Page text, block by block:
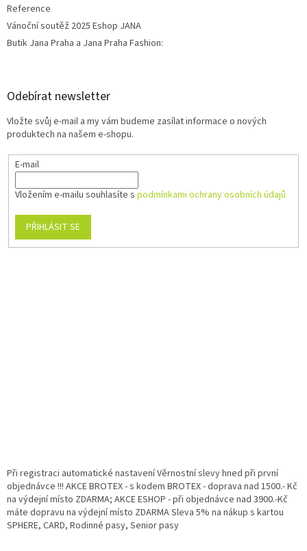
Reference
Vánoční soutěž 2025 Eshop JANA
Butik Jana Praha a Jana Praha Fashion:
Odebírat newsletter
Vložte svůj e-mail a my vám budeme zasílat informace o nových
produktech na našem e-shopu.
E-mail
Vložením e-mailu souhlasíte s podmínkami ochrany osobních údajů
PŘIHLÁSIT SE
Při registraci automatické nastavení Věrnostní slevy hned při první
objednávce !!! AKCE BROTEX - s kodem BROTEX - doprava nad 1500.- Kč
na výdejní místo ZDARMA; AKCE ESHOP - při objednávce nad 3900.-Kč
máte dopravu na výdejní místo ZDARMA Sleva 5% na nákup s kartou
SPHERE, CARD, Rodinné pasy, Senior pasy